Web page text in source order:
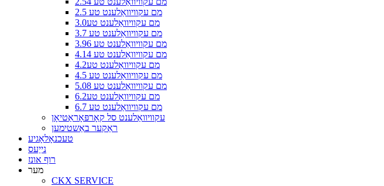
2.5 מם עקוויוואַלענט טע
3.0מם עקוויוואַלענט טע
3.7 מם עקוויוואַלענט טע
3.96 מם עקוויוואַלענט טע
4.14 מם עקוויוואַלענט טע
4.2מם עקוויוואַלענט טע
4.5 מם עקוויוואַלענט טע
5.08 מם עקוויוואַלענט טע
6.2מם עקוויוואַלענט טע
6.7 מם עקוויוואַלענט טע
עקוויוואַלענט סל קאָרפּאָראַטיאָן
ראַקער באַשטימען
טעכנאָלאָגיע
נייַעס
רוף אונז
מער
CKX SERVICE